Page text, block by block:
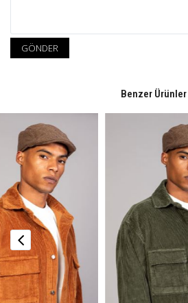
GÖNDER
Benzer Ürünler